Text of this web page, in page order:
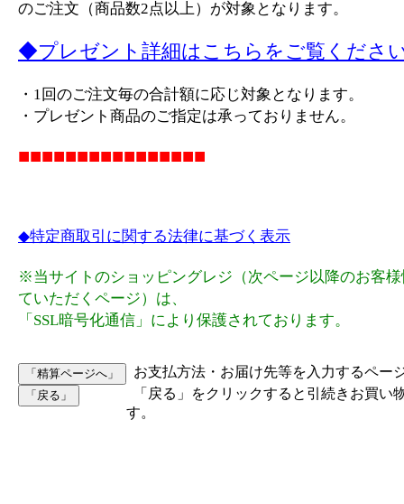
のご注文（商品数2点以上）が対象となります。
◆プレゼント詳細はこちらをご覧くださ
・1回のご注文毎の合計額に応じ対象となります。
・プレゼント商品のご指定は承っておりません。
■■■■■■■■■■■■■■■■
◆特定商取引に関する法律に基づく表示
※当サイトのショッピングレジ（次ページ以降のお客
ていただくページ）は、
「SSL暗号化通信」により保護されております。
お支払方法・お届け先等を入力するペー
「戻る」をクリックすると引続きお買い
す。